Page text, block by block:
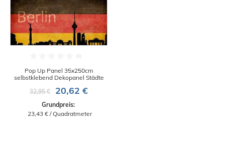
Pop Up Panel 35x250cm
selbstklebend Dekopanel Städte
32,95 €
20,62 €
Grundpreis:
23,43 € / Quadratmeter